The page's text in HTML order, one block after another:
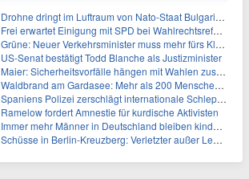
Drohne dringt im Luftraum von Nato-Staat Bulgarien ein
Frei erwartet Einigung mit SPD bei Wahlrechtsreform
Grüne: Neuer Verkehrsminister muss mehr fürs Klima tun
US-Senat bestätigt Todd Blanche als Justizminister
Maier: Sicherheitsvorfälle hängen mit Wahlen zusammen
Waldbrand am Gardasee: Mehr als 200 Menschen evakuiert
Spaniens Polizei zerschlägt internationale Schlepperbande
Ramelow fordert Amnestie für kurdische Aktivisten
Immer mehr Männer in Deutschland bleiben kinderlos
Schüsse in Berlin-Kreuzberg: Verletzter außer Lebensgefahr